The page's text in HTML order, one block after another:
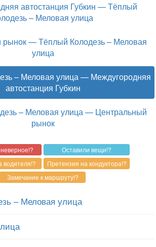
автостанция Губкин — Тёплый
– Меловая улица
рынок — Тёплый Колодезь – Меловая
улица
– Меловая улица — Междугородняя
автостанция Губкин
– Меловая улица — Центральный
рынок
– Меловая улица